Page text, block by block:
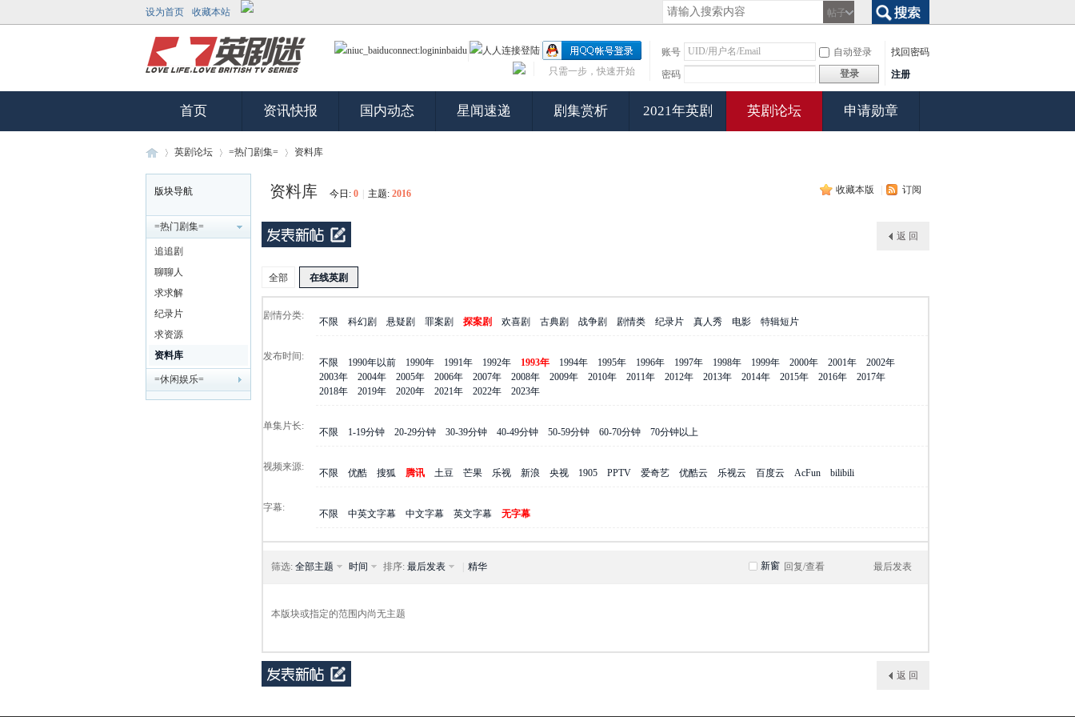
设为首页 收藏本站
帖子
账号
自动登录
找回密码
密码
登录 注册
只需一步，快速开始
首页 资讯快报 国内动态 星闻速递 剧集赏析 2021年英剧 英剧论坛 申请勋章
剧
»
英剧论坛 =热门剧集=
›
资料库
版块导航
=热门剧集=
追追剧
聊聊人
求求解
纪录片
求资源
资料库
=休闲娱乐=
收藏本版 订阅
资料库 今日: 0 主题: 2016
返 回
全部 在线英剧
剧情分类:
不限 科幻剧 悬疑剧 罪案剧 探案剧 欢喜剧 古典剧 战争剧 剧情类 纪录片 真人秀 电影 特辑短片
发布时间:
不限 1990年以前 1990年 1991年 1992年 1993年 1994年 1995年 1996年 1997年 1998年 1999年 2000年 2001年
2002年
2003年
2004年 2005年 2006年 2007年 2008年 2009年 2010年 2011年 2012年 2013年 2014年 2015年 2016年
2017年
2018年
2019年 2020年 2021年 2022年 2023年
单集片长:
不限 1-19分钟 20-29分钟 30-39分钟 40-49分钟 50-59分钟 60-70分钟 70分钟以上
视频来源:
不限 优酷 搜狐 腾讯 土豆 芒果 乐视 新浪 央视 1905 PPTV 爱奇艺 优酷云 乐视云 百度云 AcFun bilibili
字幕:
不限 中英文字幕 中文字幕 英文字幕 无字幕
新窗
筛选: 全部主题 时间 排序: 最后发表 精华 回复/查看 最后发表
本版块或指定的范围内尚无主题
返 回